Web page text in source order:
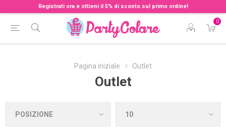
Registrati ora e ottieni il 5% di sconto sul primo ordine!
0
Pagina iniziale Outlet
Outlet